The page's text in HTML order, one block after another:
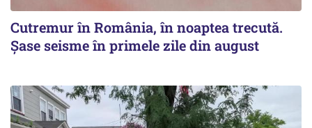
Cutremur în România, în noaptea trecută.
Șase seisme în primele zile din august